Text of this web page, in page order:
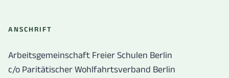
ANSCHRIFT
Arbeitsgemeinschaft Freier Schulen Berlin
c/o Paritätischer Wohlfahrtsverband Berlin